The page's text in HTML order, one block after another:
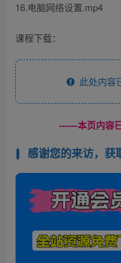
16.电脑网络设置.mp4
课程下载：
此处内容
------本页内容
感谢您的来访，获